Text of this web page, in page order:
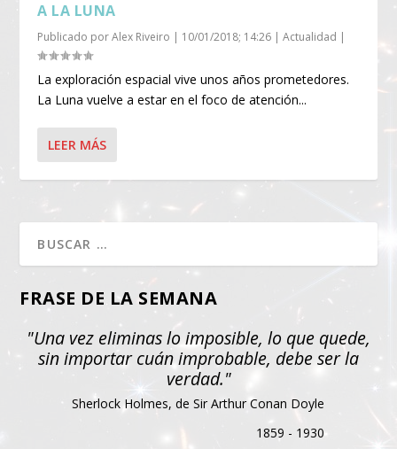
A LA LUNA
Publicado porAlex Riveiro | 10/01/2018; 14:26 |Actualidad |
La exploración espacial vive unos años prometedores.
La Luna vuelve a estar en el foco de atención...
LEER MÁS
FRASE DE LA SEMANA
"Una vez eliminas lo imposible, lo que quede,
sin importar cuán improbable, debe ser la
verdad."
Sherlock Holmes, de Sir Arthur Conan Doyle
1859 - 1930